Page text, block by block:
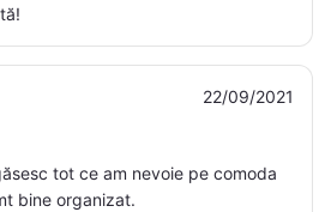
22/09/2021
tot ce am nevoie pe comoda
bine organizat.